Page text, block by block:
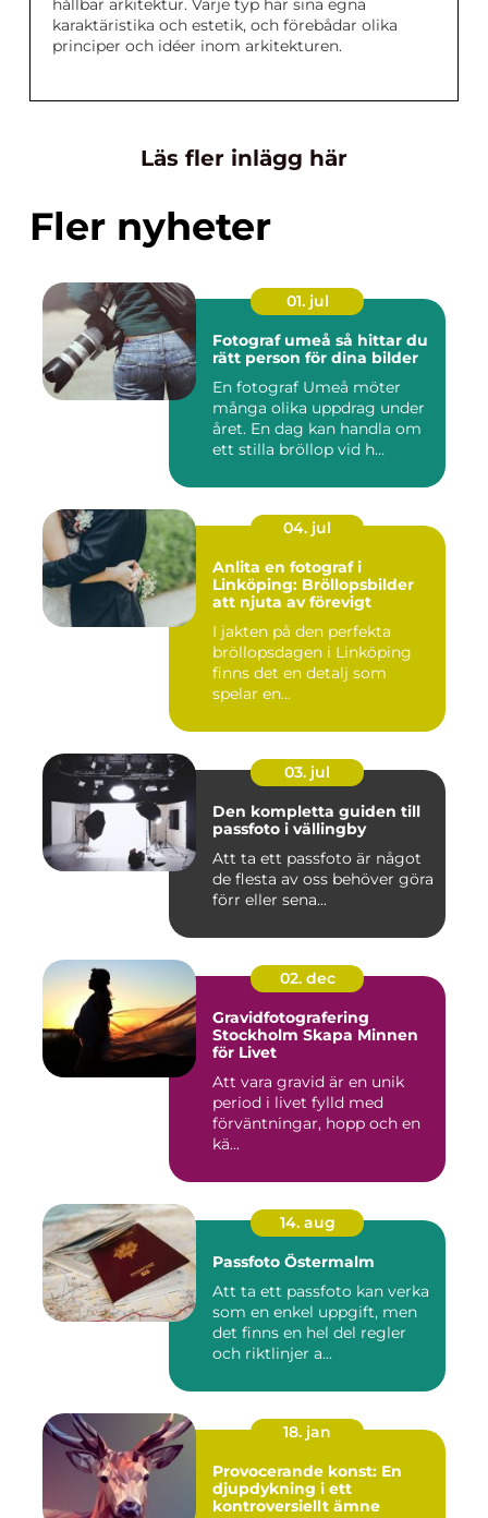
hållbar arkitektur. Varje typ har sina egna
karaktäristika och estetik, och förebådar olika
principer och idéer inom arkitekturen.
Läs fler inlägg här
Fler nyheter
01. jul
Fotograf umeå så hittar du
rätt person för dina bilder
En fotograf Umeå möter
många olika uppdrag under
året. En dag kan handla om
ett stilla bröllop vid h...
04. jul
Anlita en fotograf i
Linköping: Bröllopsbilder
att njuta av förevigt
I jakten på den perfekta
bröllopsdagen i Linköping
finns det en detalj som
spelar en...
03. jul
Den kompletta guiden till
passfoto i vällingby
Att ta ett passfoto är något
de flesta av oss behöver göra
förr eller sena...
02. dec
Gravidfotografering
Stockholm Skapa Minnen
för Livet
Att vara gravid är en unik
period i livet fylld med
förväntningar, hopp och en
kä...
14. aug
Passfoto Östermalm
Att ta ett passfoto kan verka
som en enkel uppgift, men
det finns en hel del regler
och riktlinjer a...
18. jan
Provocerande konst: En
djupdykning i ett
kontroversiellt ämne